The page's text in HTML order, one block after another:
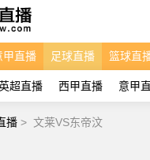
甲直播 足球直播 篮球直
超直播 西甲直播 意甲
播 > 文莱VS东帝汶